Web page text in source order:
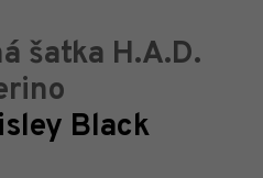
šatka H.A.D.
Black